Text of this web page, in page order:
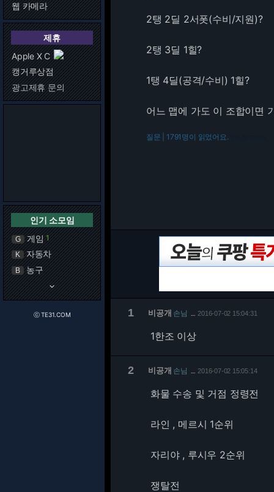
웹 카메라
제휴
Apple X C
캥거루상점
광고제휴 문의
인기 소모임
G 게임 1
K 자동차
B 농구
keyboard_arrow_down
ⓒ TE31.COM
2탱 2딜 2서폿(수비/지원)?
2탱 3딜 1힐?
1탱 4딜(공격/수비) 1힐?
어느 맵에 가도 이 조합이면
질문 | 1791명이 읽었어요.
1 비공개 손님 2016-07-02 15:04:31
1한조 이상
2 비공개 손님 2016-07-02 15:05:14
화물 수송 및 거점 정령전
라인 , 메르시 1순위
자리야 , 루시우 2순위
쟁탈전